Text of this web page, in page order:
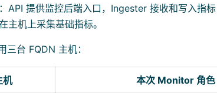
API 提供监控后端入口，Ingester 接收和写入指标
主机上采集基础指标。
三台 FQDN 主机：
机 本次 Monitor 角色